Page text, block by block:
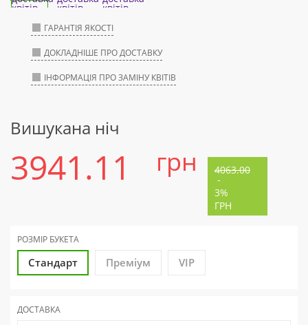
ГАРАНТІЯ ЯКОСТІ
ДОКЛАДНІШЕ ПРО ДОСТАВКУ
ІНФОРМАЦІЯ ПРО ЗАМІНУ КВІТІВ
Вишукана ніч
3941.11 грн 4063.00
-
3%
ГРН
РОЗМІР БУКЕТА
Стандарт Преміум VIP
ДОСТАВКА